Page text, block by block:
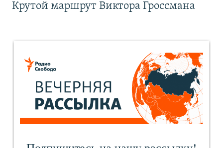
Крутой маршрут Виктора Гроссмана